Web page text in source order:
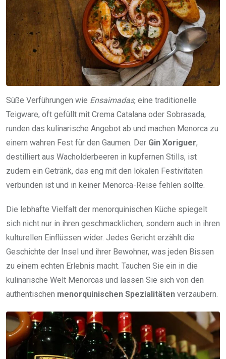
Süße Verführungen wie Ensaimadas, eine traditionelle
Teigware, oft gefüllt mit Crema Catalana oder Sobrasada,
runden das kulinarische Angebot ab und machen Menorca zu
einem wahren Fest für den Gaumen. Der Gin Xoriguer,
destilliert aus Wacholderbeeren in kupfernen Stills, ist
zudem ein Getränk, das eng mit den lokalen Festivitäten
verbunden ist und in keiner Menorca-Reise fehlen sollte.
Die lebhafte Vielfalt der menorquinischen Küche spiegelt
sich nicht nur in ihren geschmacklichen, sondern auch in ihren
kulturellen Einflüssen wider. Jedes Gericht erzählt die
Geschichte der Insel und ihrer Bewohner, was jeden Bissen
zu einem echten Erlebnis macht. Tauchen Sie ein in die
kulinarische Welt Menorcas und lassen Sie sich von den
authentischen menorquinischen Spezialitäten verzaubern.